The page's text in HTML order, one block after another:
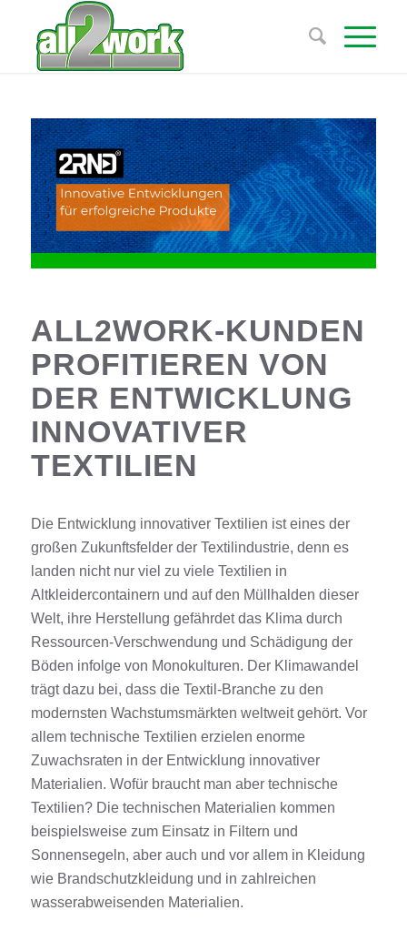
ALL2WORK-KUNDEN
PROFITIEREN VON
DER ENTWICKLUNG
INNOVATIVER
TEXTILIEN
Die Entwicklung innovativer Textilien ist eines der
großen Zukunftsfelder der Textil industrie, denn es
landen nicht nur viel zu viele Textilien in
Altkleidercontainern und auf den Müllhalden dieser
Welt, ihre Herstellung gefährdet das Klima durch
Ressourcen-Verschwendung und Schädigung der
Böden infolge von Monokulturen. Der Klimawandel
trägt dazu bei, dass die Textil -Branche zu den
modernsten Wachstumsmärkten weltweit gehört. Vor
allem technische Textilien erzielen enorme
Zuwachsraten in der Entwicklung innovativer
Materialien. Wofür braucht man aber technische
Textilien? Die technischen Materialien kommen
beispielsweisezum Einsatz in Filtern und
Sonnensegeln, aber auch und vor allem in Kleidung
wie Brandschutzkleidung und in zahlreichen
wasserabweisenden Materialien.